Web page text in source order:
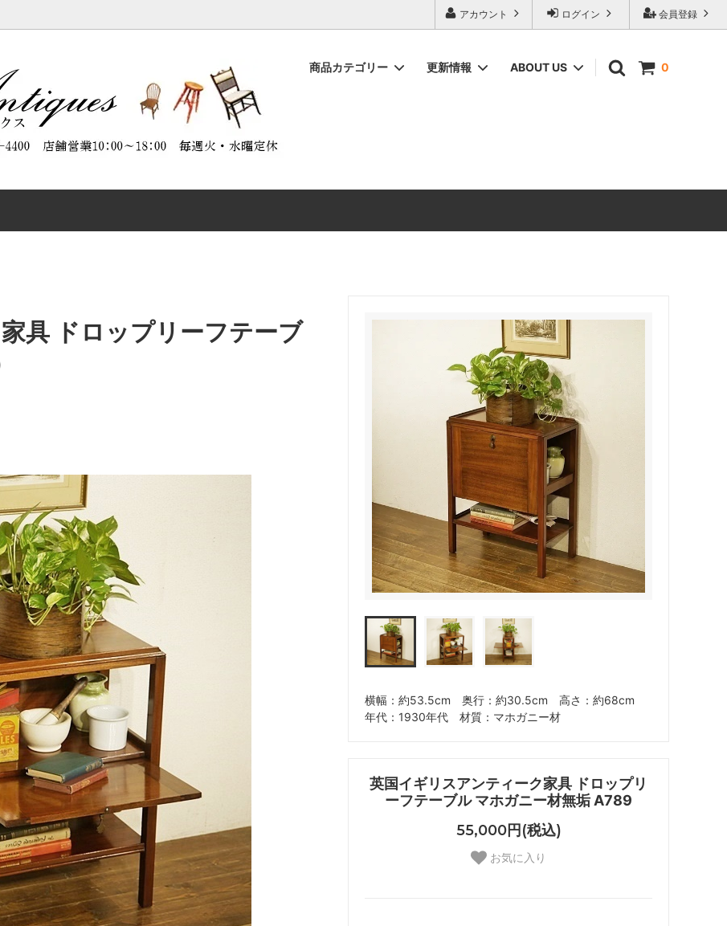
会員登録
ログイン
アカウント
0
商品カテゴリー
DESK
CHAIR
OTHER FURNITURE
更新情報
特別割引商品
ABOUT US
（商品のメンテナンスに
ABOUT ANTIQUES（アンティーク家具
について）
横幅：約53.5cm 奥行：約30.5cm 高さ：約68cm
年代：1930年代 材質：マホガニー材
英国イギリスアンティーク家具 ドロップリ
ーフテーブル マホガニー材無垢 A789
55,000円(税込)
お気に入り
具 ドロップリーフテーブ